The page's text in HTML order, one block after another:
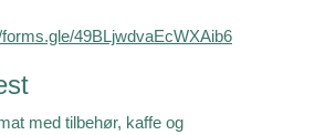
49BLjwdvaEcWXAib6
med tilbehør, kaffe og